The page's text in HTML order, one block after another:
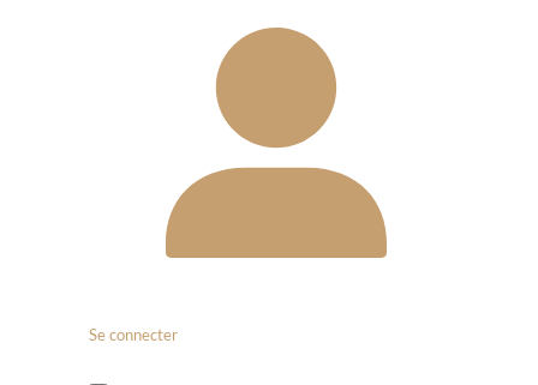
Se connecter